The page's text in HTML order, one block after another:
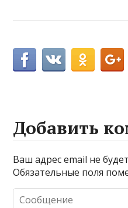
Добавить
Ваш адрес email не
Обязательные поля